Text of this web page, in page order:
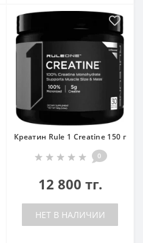
Креатин Rule 1 Creatine 150 г
0
12 800 тг.
НЕТ В НАЛИЧИИ